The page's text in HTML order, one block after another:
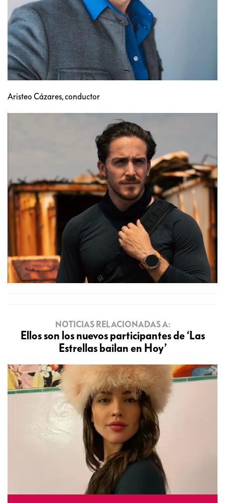
Aristeo Cázares, conductor
NOTICIAS RELACIONADAS A:
Ellos son los nuevos participantes de ‘Las
Estrellas bailan en Hoy’